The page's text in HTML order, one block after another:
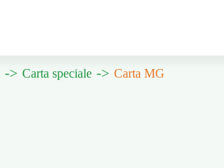
Carta speciale Carta MG